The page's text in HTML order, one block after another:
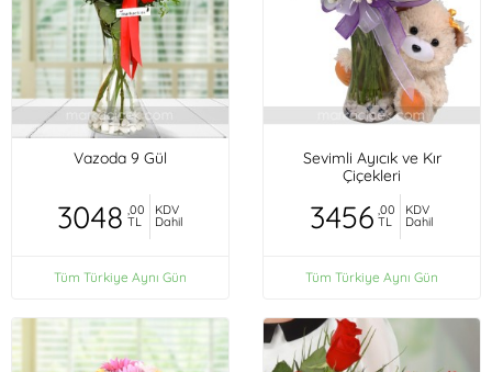
Vazoda 9 Gül
3048 ,00
TL
KDV
Dahil
Tüm Türkiye Aynı Gün
Sevimli Ayıcık ve Kır
Çiçekleri
3456 ,00
TL
KDV
Dahil
Tüm Türkiye Aynı Gün